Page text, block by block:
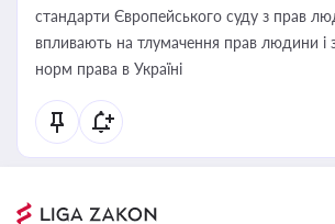
стандарти Європейського суду з прав
впливають на тлумачення прав людини і
норм права в Україні